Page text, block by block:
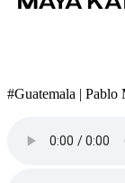
#Guatemala |